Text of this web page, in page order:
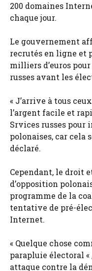
200 domaines
chaque jour.
Le gouvernement
recrutés en ligne et
milliers d’euros
russes avant les
« J’arrive à tous
l’argent facile et
Srvices russes pour
polonaises, car cela
déclaré.
Cependant, le droit
d’opposition
programme de la
tentative de pré-
Internet.
« Quelque chose
parapluie électoral
attaque contre la